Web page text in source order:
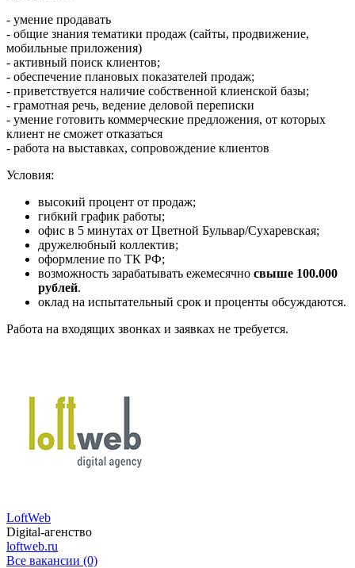
- умение продавать
- общие знания тематики продаж (сайты, продвижение,
мобильные приложения)
- активный поиск клиентов;
- обеспечение плановых показателей продаж;
- приветствуется наличие собственной клиенской базы;
- грамотная речь, ведение деловой переписки
- умение готовить коммерческие предложения, от которых
клиент не сможет отказаться
- работа на выставках, сопровождение клиентов
Условия:
высокий процент от продаж;
гибкий график работы;
офис в 5 минутах от Цветной Бульвар/Сухаревская;
дружелюбный коллектив;
оформление по ТК РФ;
возможность зарабатывать ежемесячно свыше 100.000
рублей.
оклад на испытательный срок и проценты обсуждаются.
Работа на входящих звонках и заявках не требуется.
LoftWeb
Digital-агенство
loftweb.ru
Все вакансии (0)